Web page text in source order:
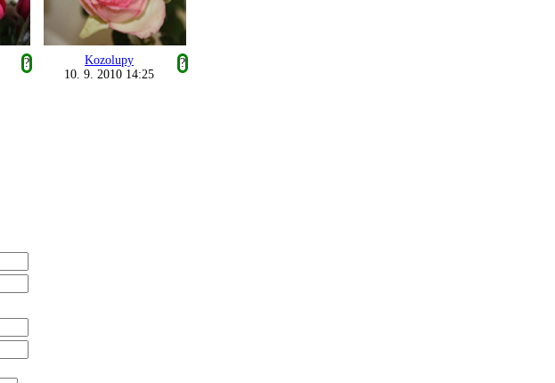
?
Kozolupy
?
10. 9. 2010 14:25